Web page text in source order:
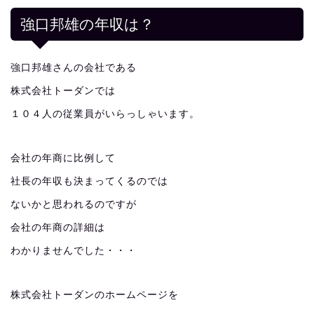
強口邦雄の年収は？
強口邦雄さんの会社である
株式会社トーダンでは
１０４人の従業員がいらっしゃいます。
会社の年商に比例して
社長の年収も決まってくるのでは
ないかと思われるのですが
会社の年商の詳細は
わかりませんでした・・・
株式会社トーダンのホームページを